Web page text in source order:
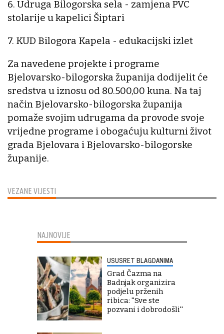
VEZANE VIJESTI
6. Udruga Bilogorska sela - zamjena PVC
stolarije u kapelici Šiptari
7. KUD Bilogora Kapela - edukacijski izlet
Za navedene projekte i programe
Bjelovarsko-bilogorska županija dodijelit će
sredstva u iznosu od 80.500,00 kuna. Na taj
način Bjelovarsko-bilogorska županija
pomaže svojim udrugama da provode svoje
vrijedne programe i obogaćuju kulturni život
grada Bjelovara i Bjelovarsko-bilogorske
županije.
NAJNOVIJE
USUSRET BLAGDANIMA
Grad Čazma na
Badnjak organizira
podjelu prženih
ribica: ''Sve ste
pozvani i dobrodošli''